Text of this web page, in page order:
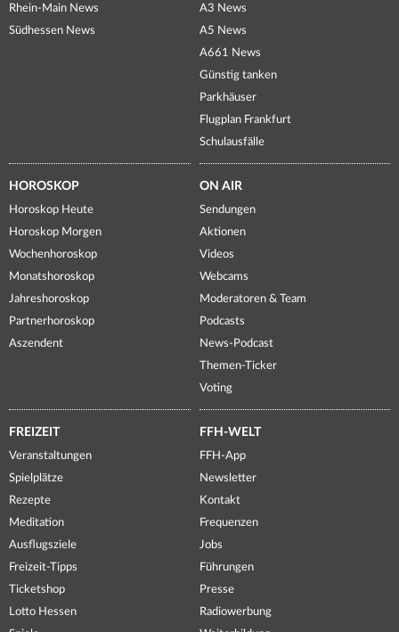
Rhein-Main News
Südhessen News
A3 News
A5 News
A661 News
Günstig tanken
Parkhäuser
Flugplan Frankfurt
Schulausfälle
HOROSKOP
Horoskop Heute
Horoskop Morgen
Wochenhoroskop
Monatshoroskop
Jahreshoroskop
Partnerhoroskop
Aszendent
ON AIR
Sendungen
Aktionen
Videos
Webcams
Moderatoren & Team
Podcasts
News-Podcast
Themen-Ticker
Voting
FREIZEIT
Veranstaltungen
Spielplätze
Rezepte
Meditation
Ausflugsziele
Freizeit-Tipps
Ticketshop
Lotto Hessen
FFH-WELT
FFH-App
Newsletter
Kontakt
Frequenzen
Jobs
Führungen
Presse
Radiowerbung